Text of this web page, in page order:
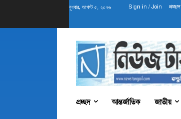
বুধবার, আগস্ট ৫, ২০২৬ Sign in / Join প্রচ্ছদ
প্রচ্ছদ আন্তর্জাতিক জাতীয়